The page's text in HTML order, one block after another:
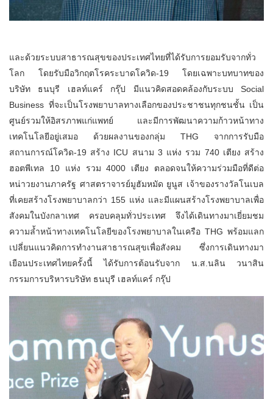
และด้วยระบบสาธารณสุขของประเทศไทยที่ได้รับการยอมรับจากทั่ว
โลก โดยรับมือวิกฤตโรคระบาดโควิด-19 โดยเฉพาะบทบาทของ
บริษัท ธนบุรี เฮลท์แคร์ กรุ๊ป มีแนวคิดสอดคล้องกับระบบ Social
Business ที่จะเป็นโรงพยาบาลทางเลือกของประชาชนทุกชนชั้น เป็น
ศูนย์รวมให้อิสรภาพแก่แพทย์ และมีการพัฒนาความก้าวหน้าทาง
เทคโนโลยีอยู่เสมอ ด้วยผลงานของกลุ่ม THG จากการรับมือ
สถานการณ์โควิด-19 สร้าง ICU สนาม 3 แห่ง รวม 740 เตียง สร้าง
ฮอตพีเทล 10 แห่ง รวม 4000 เตียง ตลอดจนให้ความร่วมมือที่ดีต่อ
หน่าวยงานภาครัฐ ศาสตราจารย์มูฮัมหมัด ยูนูส เจ้าของรางวัลโนเบล
ที่เคยสร้างโรงพยาบาลกว่า 155 แห่ง และมีแผนสร้างโรงพยาบาลเพื่อ
สังคมในบังกลาเทศ ครอบคลุมทั่วประเทศ จึงได้เดินทางมาเยี่ยมชม
ความล้ำหน้าทางเทคโนโลยีของโรงพยาบาลในเครือ THG พร้อมแลก
เปลี่ยนแนวคิดการทำงานสาธารณสุขเพื่อสังคม ซึ่งการเดินทางมา
เยือนประเทศไทยครั้งนี้ ได้รับการต้อนรับจาก น.ส.นลิน วนาสิน
กรรมการบริหารบริษัท ธนบุรี เฮลท์แคร์ กรุ๊ป